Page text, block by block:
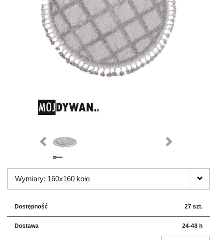
Wymiary: 160x160 koło
Dostępność 27 szt.
Dostawa 24-48 h